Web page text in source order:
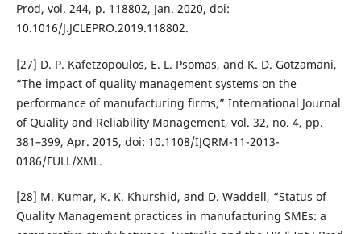
Prod, vol. 244, p. 118802, Jan. 2020, doi:
10.1016/J.JCLEPRO.2019.118802.
[27] D. P. Kafetzopoulos, E. L. Psomas, and K. D. Gotzamani,
“The impact of quality management systems on the
performance of manufacturing firms,” International Journal
of Quality and Reliability Management, vol. 32, no. 4, pp.
381–399, Apr. 2015, doi: 10.1108/IJQRM-11-2013-
0186/FULL/XML.
[28] M. Kumar, K. K. Khurshid, and D. Waddell, “Status of
Quality Management practices in manufacturing SMEs: a